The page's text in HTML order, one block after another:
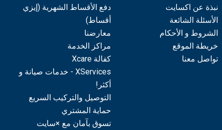
نبذة عن اكسايت
الأسئلة الشائعة
الشروط و الأحكام
خريطة الموقع
تواصل معنا
دفع الأقساط الشهرية (إيزي
أقساط)
معارضنا
مراكز الخدمة
كفالة Xcare
XServices - خدمات صيانة و
أكثر!
التوصيل والتركيب السريع
حماية المشتري
تسوق بآمان مع ×سايت